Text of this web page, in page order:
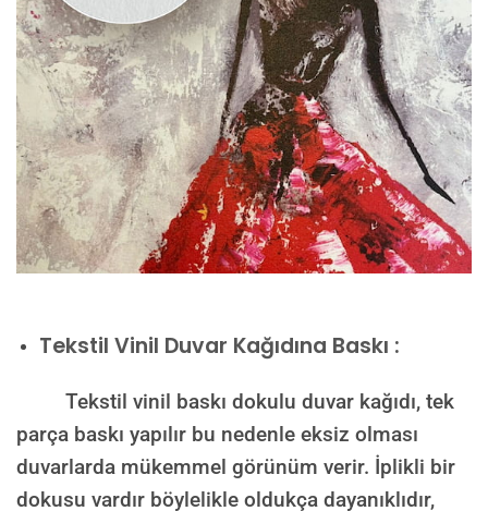
Tekstil Vinil Duvar Kağıdına Baskı :
Tekstil vinil baskı dokulu duvar kağıdı, tek
parça baskı yapılır bu nedenle eksiz olması
duvarlarda mükemmel görünüm verir. İplikli bir
dokusu vardır böylelikle oldukça dayanıklıdır,